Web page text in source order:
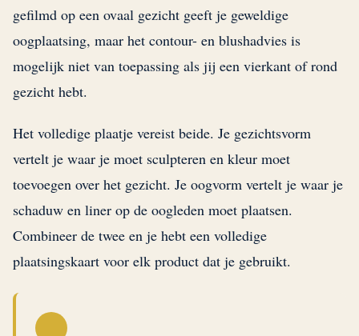
gefilmd op een ovaal gezicht geeft je geweldige
oogplaatsing, maar het contour- en blushadvies is
mogelijk niet van toepassing als jij een vierkant of rond
gezicht hebt.
Het volledige plaatje vereist beide. Je gezichtsvorm
vertelt je waar je moet sculpteren en kleur moet
toevoegen over het gezicht. Je oogvorm vertelt je waar je
schaduw en liner op de oogleden moet plaatsen.
Combineer de twee en je hebt een volledige
plaatsingskaart voor elk product dat je gebruikt.